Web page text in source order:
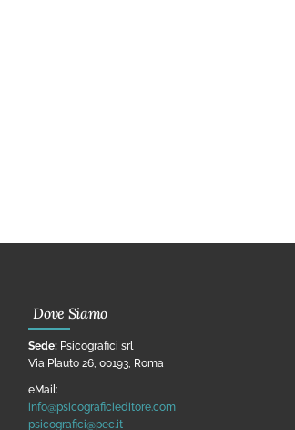
Dove Siamo
Sede: Psicografici srl
Via Plauto 26, 00193, Roma
eMail:
info@psicograficieditore.com
psicografici@pec.it